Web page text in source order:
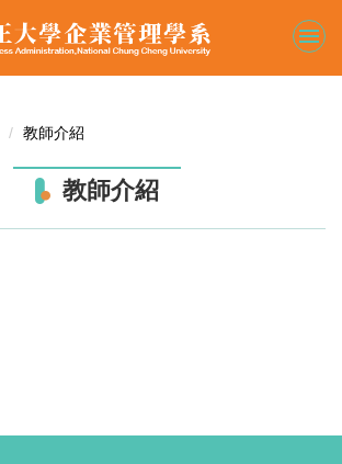
教師介紹
教師介紹